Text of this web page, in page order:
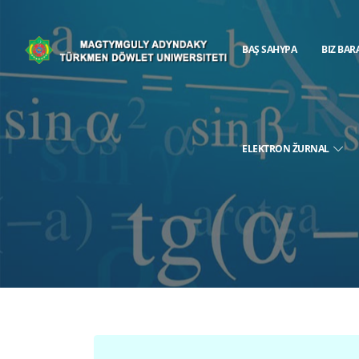
BAŞ SAHYPA BIZ
ELEKTRON ŽURNAL